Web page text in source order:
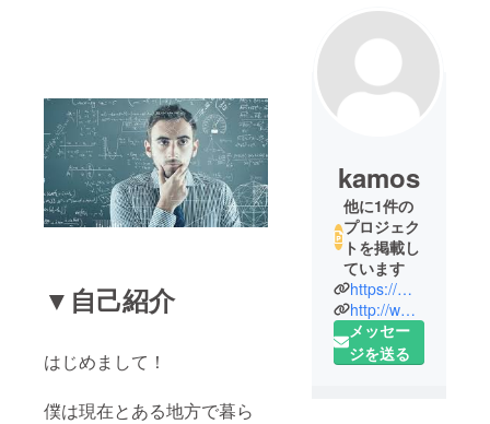
▼自己紹介
はじめまして！
僕は現在とある地方で暮ら
kamos
他に1件の
プロジェク
トを掲載し
ています
https://mobile.twitter.com/q0x2tvWVAIeNa4U
http://www.prog-ganbaru.com/
メッセー
ジを送る